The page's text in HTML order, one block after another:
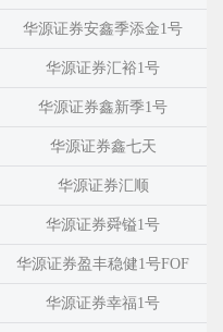
华源证券安鑫季添金1号
华源证券汇裕1号
华源证券鑫新季1号
华源证券鑫七天
华源证券汇顺
华源证券舜镒1号
华源证券盈丰稳健1号FOF
华源证券幸福1号